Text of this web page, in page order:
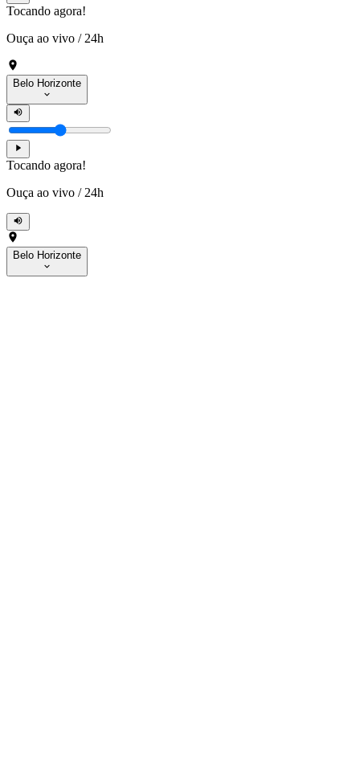
Tocando agora!
Ouça ao vivo / 24h
Belo Horizonte
Tocando agora!
Ouça ao vivo / 24h
Belo Horizonte